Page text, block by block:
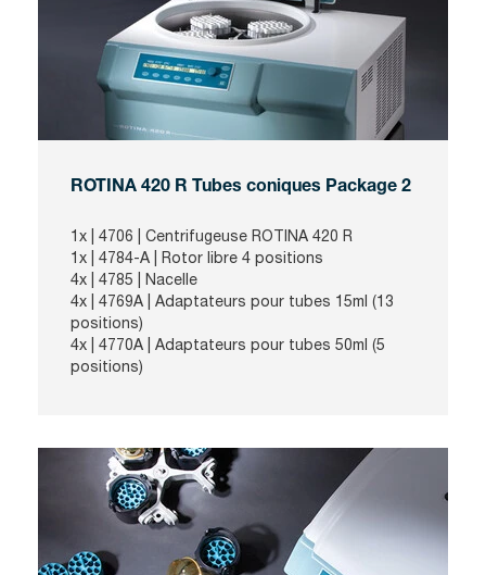
ROTINA 420 R Tubes coniques Package 2
1x | 4706
| Centrifugeuse ROTINA 420 R
1x | 4784-A | Rotor libre 4 positions
4x | 4785
| Nacelle
4x | 4769A
| Adaptateurs pour tubes 15ml (13
positions)
4x | 4770A
| Adaptateurs pour tubes 50ml (5
positions)